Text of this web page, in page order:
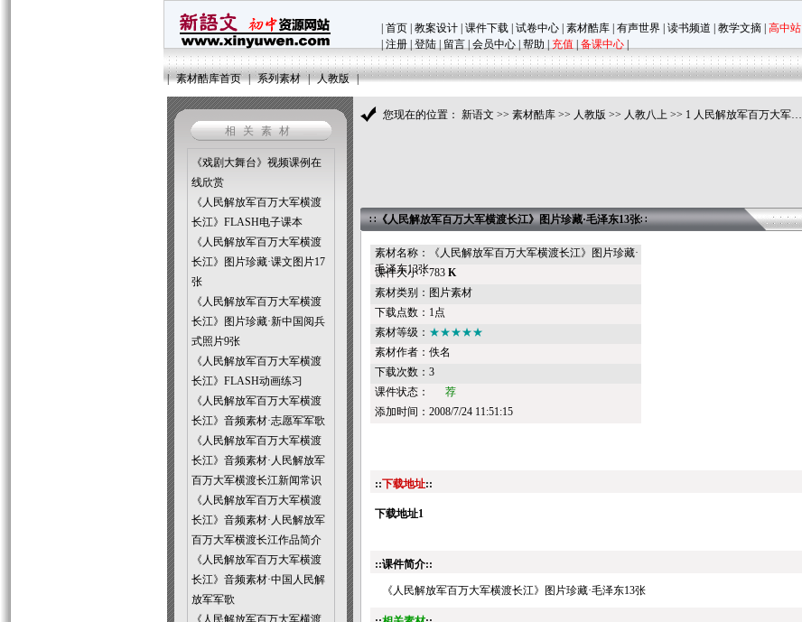
首页 教案设计 课件下载 试卷中心 素材酷库 有声世界 读书频道 教学文摘 高中站
注册 登陆 留言 会员中心 帮助 充值 备课中心
| 素材酷库首页 | 系列素材 | 人教版 |
您现在的位置： 新语文 >> 素材酷库 >> 人教版 >> 人教八上 >> 1 人民解放军百万大军…
∷《人民解放军百万大军横渡长江》图片珍藏·毛泽东13张∷
素材名称：《人民解放军百万大军横渡长江》图片珍藏·
毛泽东13张
课件大小：783 K
素材类别：图片素材
下载点数：1点
素材等级： ★★★★★
素材作者：佚名
下载次数：3
课件状态： 荐
添加时间：2008/7/24 11:51:15
::下载地址::
下载地址1
::课件简介::
《人民解放军百万大军横渡长江》图片珍藏·毛泽东13张
相关素材
《戏剧大舞台》视频课例在
线欣赏
《人民解放军百万大军横渡
长江》FLASH电子课本
《人民解放军百万大军横渡
长江》图片珍藏·课文图片17
张
《人民解放军百万大军横渡
长江》图片珍藏·新中国阅兵
式照片9张
《人民解放军百万大军横渡
长江》FLASH动画练习
《人民解放军百万大军横渡
长江》音频素材·志愿军军歌
《人民解放军百万大军横渡
长江》音频素材·人民解放军
百万大军横渡长江新闻常识
《人民解放军百万大军横渡
长江》音频素材·人民解放军
百万大军横渡长江作品简介
《人民解放军百万大军横渡
长江》音频素材·中国人民解
放军军歌
《人民解放军百万大军横渡